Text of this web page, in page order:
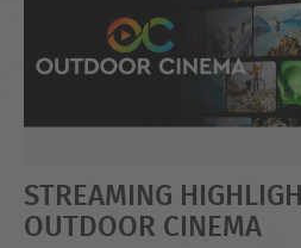
STREAMING
OUTDOOR CINEMA